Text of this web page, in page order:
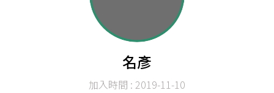
名彥
加入時間 : 2019-11-10